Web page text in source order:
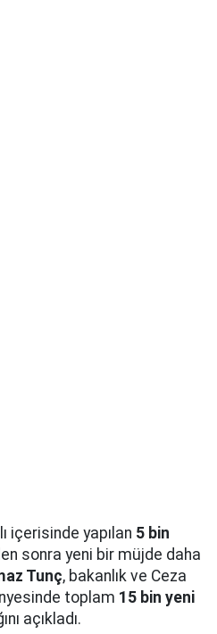
içerisinde yapılan 5 bin
sonra yeni bir müjde daha
Tunç, bakanlık ve Ceza
toplam 15 bin yeni
açıkladı.